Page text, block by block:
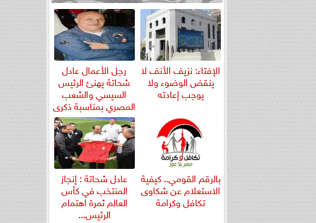
الإفتاء: نزيف الأنف لا
ينقض الوضوء ولا
يوجب إعادته
رجل الأعمال عادل
شحاتة يهنئ الرئيس
السيسي والشعب
المصري بمناسبة ذكرى
ثورة...
بالرقم القومي.. كيفية
الاستعلام عن شكاوى
تكافل وكرامة
عادل شحاتة : إنجاز
المنتخب في كأس
العالم ثمرة اهتمام
الرئيس...